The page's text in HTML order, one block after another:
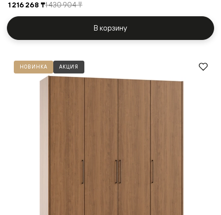
1 216 268 ₸1 430 904 ₸
В корзину
НОВИНКА АКЦИЯ